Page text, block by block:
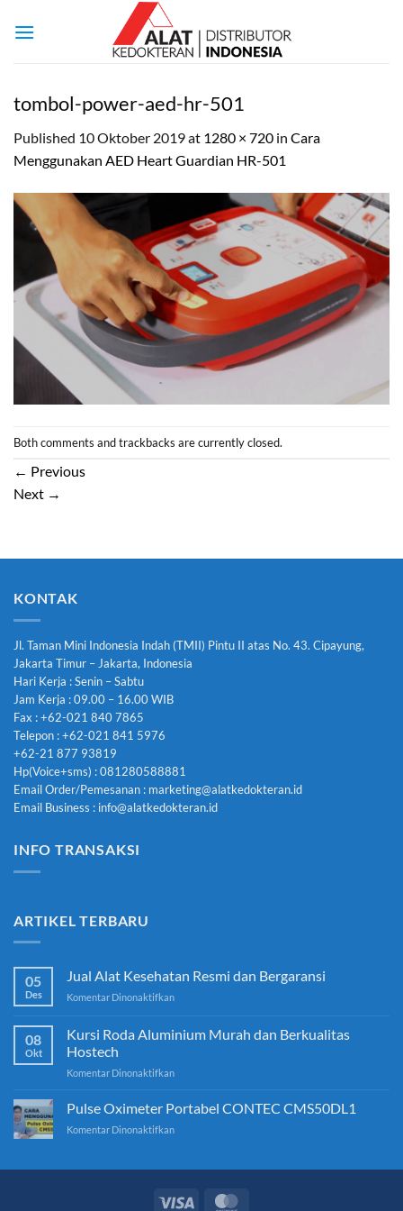
tombol-power-aed-hr-501
Published 10 Oktober 2019at 1280 × 720 in Cara
Menggunakan AED Heart Guardian HR-501
Both comments and trackbacks are currently closed.
← Previous
Next →
KONTAK
Jl. Taman Mini Indonesia Indah (TMII) Pintu II atas No. 43. Cipayung,
Jakarta Timur – Jakarta, Indonesia
Hari Kerja : Senin – Sabtu
Jam Kerja : 09.00 – 16.00 WIB
Fax : +62-021 840 7865
Telepon : +62-021 841 5976
+62-21 877 93819
Hp(Voice+sms) : 081280588881
Email Order/Pemesanan : marketing@alatkedokteran.id
Email Business : info@alatkedokteran.id
INFO TRANSAKSI
ARTIKEL TERBARU
05
Des
Jual Alat Kesehatan Resmi dan Bergaransi
Komentar Dinonaktifkanpada
Kesehatan
dan
08
Okt
Kursi Roda Aluminium Murah dan Berkualitas
Hostech
Komentar Dinonaktifkanpada
Roda
Murah
Pulse Oximeter Portabel CONTEC CMS50DL1
Komentar Dinonaktifkanpada
CMS50DL1